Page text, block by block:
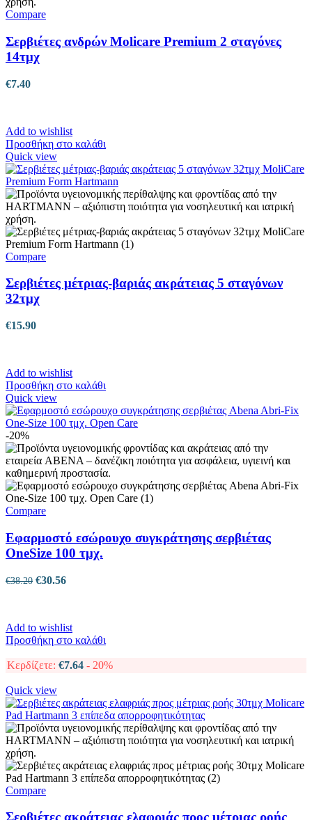
επιλογές
να
επιλεγούν
Compare
Σερβιέτες ανδρών Molicare Premium 2 σταγόνες
14τμχ
€7.40
Add to wishlist
Προσθήκη στο καλάθι
Quick view
Compare
Σερβιέτες μέτριας-βαριάς ακράτειας 5 σταγόνων
32τμχ
€15.90
Add to wishlist
Προσθήκη στο καλάθι
Quick view
-20%
Compare
Εφαρμοστό εσώρουχο συγκράτησης σερβιέτας
OneSize 100 τμχ.
€38.20 Original
€30.56Η
€30.56.
Add to wishlist
Προσθήκη στο καλάθι
Κερδίζετε: €7.64 - 20%
Quick view
Compare
Σερβιέτες ακράτειας ελαφριάς προς μέτριας ροής